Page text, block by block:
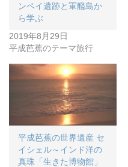
ンペイ遺跡と軍艦島か
ら学ぶ
2019年8月29日
平成芭蕉のテーマ旅行
平成芭蕉の世界遺産 セ
イシェル～インド洋の
真珠「生きた博物館」